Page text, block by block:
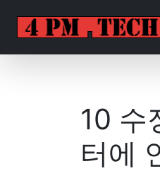
10 수
터에